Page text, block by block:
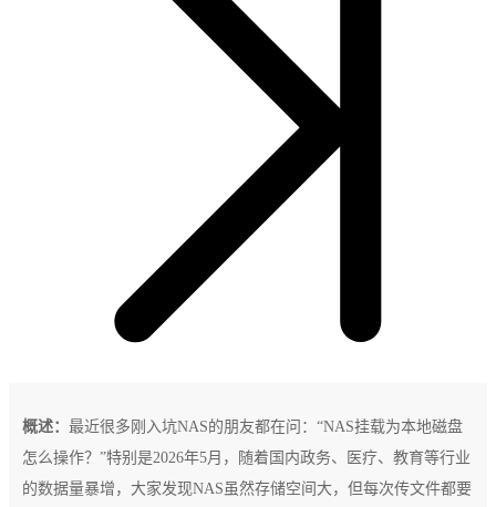
概述： 最近很多刚入坑NAS的朋友都在问：“NAS挂载为本地磁盘
怎么操作？”特别是2026年5月，随着国内政务、医疗、教育等行业
的数据量暴增，大家发现NAS虽然存储空间大，但每次传文件都要